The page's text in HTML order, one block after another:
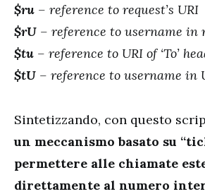
$ru – reference to request’s URI
$rU – reference to username in
$tu – reference to URI of ‘To’
$tU – reference to username in
Sintetizzando, con questo
un meccanismo basato su
permettere alle chiamate
direttamente al numero